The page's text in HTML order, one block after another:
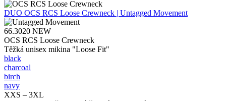
DUO OCS RCS Loose Crewneck | Untagged Movement
66.3020 NEW
OCS RCS Loose Crewneck
Těžká unisex mikina "Loose Fit"
black
charcoal
birch
navy
XXS – 3XL